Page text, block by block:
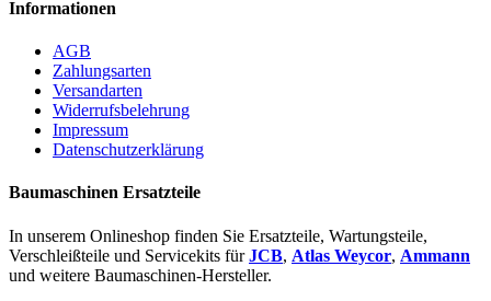
Informationen
AGB
Zahlungsarten
Versandarten
Widerrufsbelehrung
Impressum
Datenschutzerklärung
Baumaschinen Ersatzteile
In unserem Onlineshop finden Sie Ersatzteile, Wartungsteile,
Verschleißteile und Servicekits fürJCB, Atlas Weycor, Ammann
und weitere Baumaschinen-Hersteller.